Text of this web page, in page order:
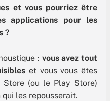
et vous pourriez être
applications pour les
?
: vous avez tout
et vous vous êtes
Store (ou le Play Store)
les repousserait.